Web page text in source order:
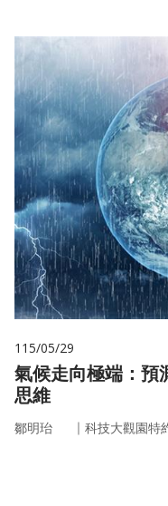
115/05/29
氣候走向極端：預
思維
鄒明珆 ｜ 科技大觀園特